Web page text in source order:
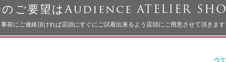
のご要望はAudience ATELIER
事前にご連絡頂ければ店頭にすぐにご試着出来るよう店頭にご用意させて頂きます